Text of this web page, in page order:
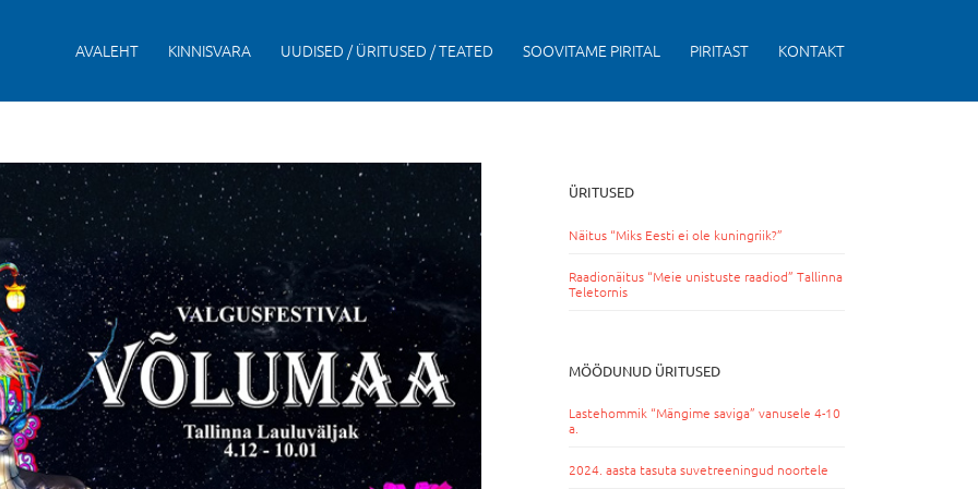
AVALEHT KINNISVARA UUDISED / ÜRITUSED / TEATED SOOVITAME PIRITAL PIRITAST KONTAKT
ÜRITUSED
Näitus “Miks Eesti ei ole kuningriik?”
Raadionäitus “Meie unistuste raadiod” Tallinna
Teletornis
MÖÖDUNUD ÜRITUSED
Lastehommik “Mängime saviga” vanusele 4-10
a.
2024. aasta tasuta suvetreeningud noortele